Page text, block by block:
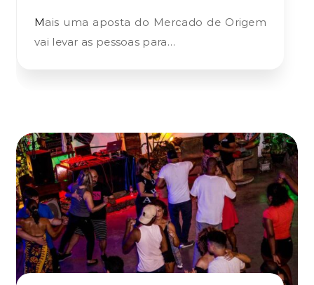
Mais uma aposta do Mercado de Origem
vai levar as pessoas para…